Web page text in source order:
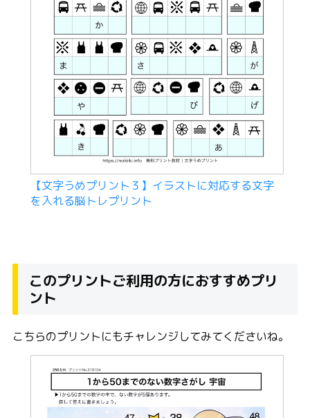
【文字うめプリント３】イラストに対応する文字
を入れる脳トレプリント
このプリントご利用の方におすすめプリ
ント
こちらのプリントにもチャレンジしてみてくださいね。